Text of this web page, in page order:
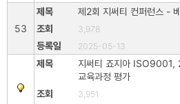
53
제2회 지써티 컨퍼런스 -
3,978
2025-05-13
지써티 죠지아 ISO9001,
교육과정 평가
3,951